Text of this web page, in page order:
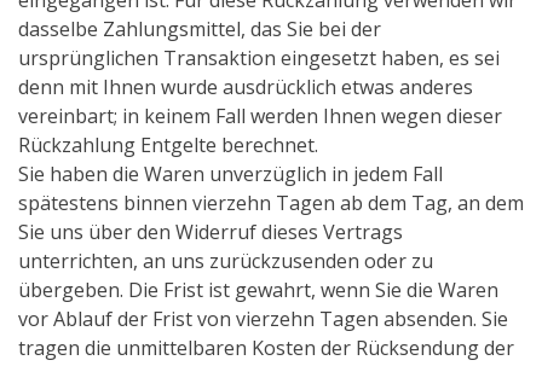
dasselbe Zahlungsmittel, das Sie bei der
ursprünglichen Transaktion eingesetzt haben, es sei
denn mit Ihnen wurde ausdrücklich etwas anderes
vereinbart; in keinem Fall werden Ihnen wegen dieser
Rückzahlung Entgelte berechnet.
Sie haben die Waren unverzüglich in jedem Fall
spätestens binnen vierzehn Tagen ab dem Tag, an dem
Sie uns über den Widerruf dieses Vertrags
unterrichten, an uns zurückzusenden oder zu
übergeben. Die Frist ist gewahrt, wenn Sie die Waren
vor Ablauf der Frist von vierzehn Tagen absenden. Sie
tragen die unmittelbaren Kosten der Rücksendung der